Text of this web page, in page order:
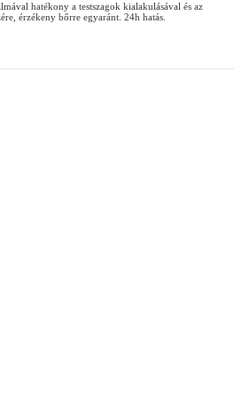
hatékony a testszagok kialakulásával és az
érzékeny bőrre egyaránt. 24h hatás.